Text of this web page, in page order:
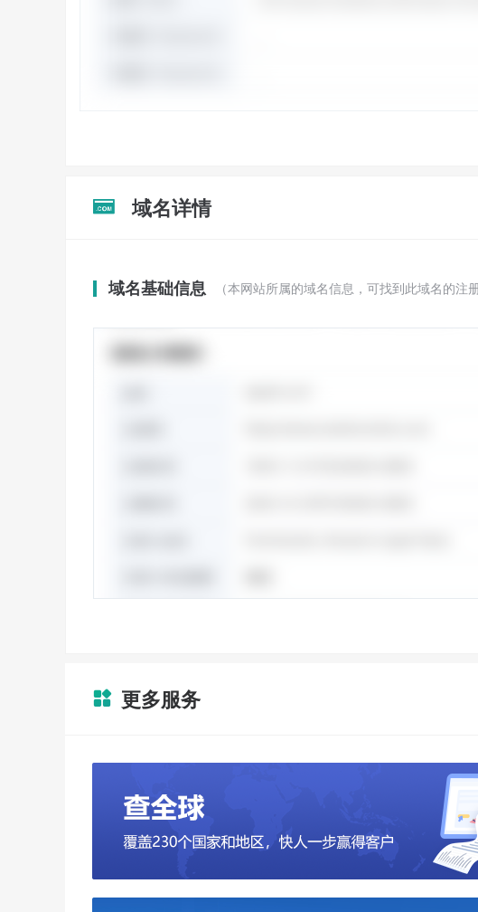
 域名详情
域名基础信息 （本网站所属的域名信息，可找到此域名的
 更多服务